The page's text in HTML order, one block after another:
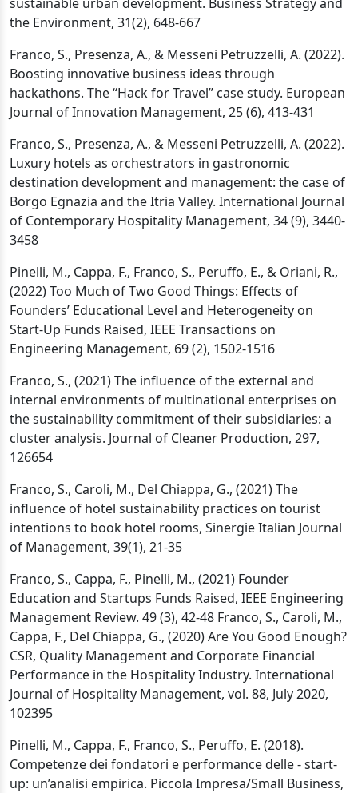
the Environment, 31(2), 648-667
Franco, S., Presenza, A., & Messeni Petruzzelli, A. (2022).
Boosting innovative business ideas through
hackathons. The “Hack for Travel” case study. European
Journal of Innovation Management, 25 (6), 413-431
Franco, S., Presenza, A., & Messeni Petruzzelli, A. (2022).
Luxury hotels as orchestrators in gastronomic
destination development and management: the case of
Borgo Egnazia and the Itria Valley. International Journal
of Contemporary Hospitality Management, 34 (9), 3440-
3458
Pinelli, M., Cappa, F., Franco, S., Peruffo, E., & Oriani, R.,
(2022) Too Much of Two Good Things: Effects of
Founders’ Educational Level and Heterogeneity on
Start-Up Funds Raised, IEEE Transactions on
Engineering Management, 69 (2), 1502-1516
Franco, S., (2021) The influence of the external and
internal environments of multinational enterprises on
the sustainability commitment of their subsidiaries: a
cluster analysis. Journal of Cleaner Production, 297,
126654
Franco, S., Caroli, M., Del Chiappa, G., (2021) The
influence of hotel sustainability practices on tourist
intentions to book hotel rooms, Sinergie Italian Journal
of Management, 39(1), 21-35
Franco, S., Cappa, F., Pinelli, M., (2021) Founder
Education and Startups Funds Raised, IEEE Engineering
Management Review. 49 (3), 42-48 Franco, S., Caroli, M.,
Cappa, F., Del Chiappa, G., (2020) Are You Good Enough?
CSR, Quality Management and Corporate Financial
Performance in the Hospitality Industry. International
Journal of Hospitality Management, vol. 88, July 2020,
102395
Pinelli, M., Cappa, F., Franco, S., Peruffo, E. (2018).
Competenze dei fondatori e performance delle - start-
up: un’analisi empirica. Piccola Impresa/Small Business,